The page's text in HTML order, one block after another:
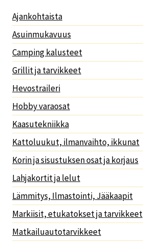
Ajankohtaista
Asuinmukavuus
Camping kalusteet
Grillit ja tarvikkeet
Hevostraileri
Hobby varaosat
Kaasutekniikka
Kattoluukut, ilmanvaihto, ikkunat
Korin ja sisustuksen osat ja korjaus
Lahjakortit ja lelut
Lämmitys, Ilmastointi, Jääkaapit
Markiisit, etukatokset ja tarvikkeet
Matkailuautotarvikkeet